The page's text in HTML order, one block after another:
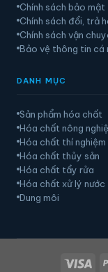
Chính sách bảo mật
Chính sách đổi, trả
Chính sách vận
Bảo vệ thông tin cá
DANH MỤC
Sản phẩm hóa chất
Hóa chất nông
Hóa chất thí nghiệm
Hóa chất thủy sản
Hóa chất tẩy rửa
Hóa chất xử lý nước
Dung môi